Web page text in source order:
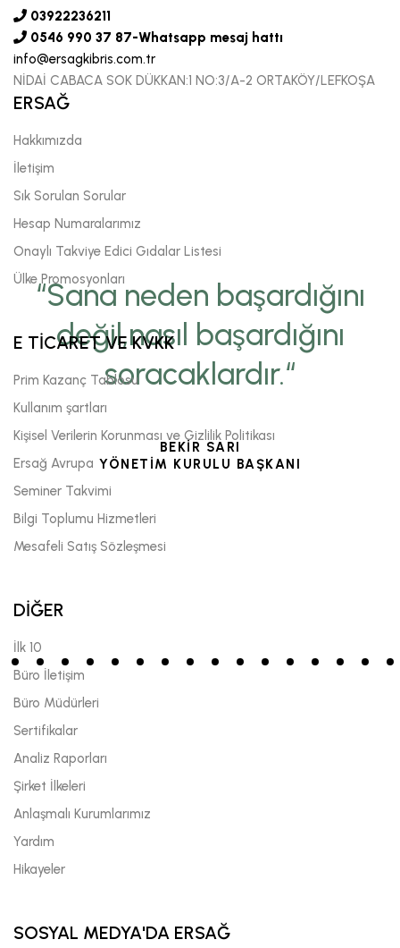
“Sana neden başardığını
değil,nasıl başardığını
soracaklardır.“
BEKİR SARI
YÖNETİM KURULU BAŞKANI
03922236211
0546 990 37 87-Whatsapp mesaj hattı
info@ersagkibris.com.tr
NİDAİ CABACA SOK DÜKKAN:1 NO:3/A-2 ORTAKÖY/LEFKOŞA
ERSAĞ
Hakkımızda
İletişim
Sık Sorulan Sorular
Hesap Numaralarımız
Onaylı Takviye Edici Gıdalar Listesi
Ülke Promosyonları
E TİCARET VE KVKK
Prim Kazanç Tablosu
Kullanım şartları
Kişisel Verilerin Korunması ve Gizlilik Politikası
Ersağ Avrupa
Seminer Takvimi
Bilgi Toplumu Hizmetleri
Mesafeli Satış Sözleşmesi
DİĞER
İlk 10
Büro İletişim
Büro Müdürleri
Sertifikalar
Analiz Raporları
Şirket İlkeleri
Anlaşmalı Kurumlarımız
Yardım
Hikayeler
SOSYAL MEDYA'DA ERSAĞ